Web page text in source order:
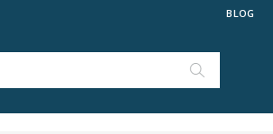
BLOG